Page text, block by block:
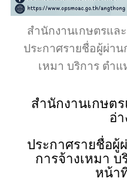
สำนักงานเกษตรแล
ประกาศรายชื่อผู้ผ่าน
เหมา บริการ ตำ
สำนักงานเกษต
อ่
ประกาศรายชื่อผู้
การจ้างเหมา บ
หน้า